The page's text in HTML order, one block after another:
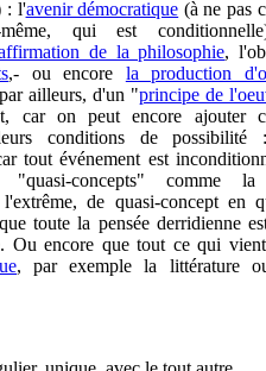
: l'avenir démocratique (à ne pas
même, qui est
de la philosophie,
,- ou encore la production
ailleurs, d'un "principe de
car on peut encore ajouter
conditions de
tout événement est
"quasi-concepts" comme
de quasi-concept en
toute la pensée derridienne
Ou encore que tout ce qui
, par exemple la littérature